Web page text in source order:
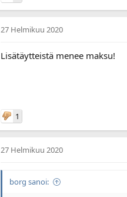
27 Helmikuu 2020
Lisätäytteistä menee maksu!
1
27 Helmikuu 2020
borg sanoi: